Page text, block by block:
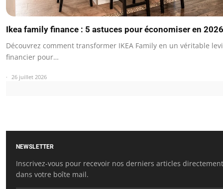
Ikea family finance : 5 astuces pour économiser en 2026
Découvrez comment transformer IKEA Family en un véritable
financier pour…
26 juillet 2026
NEWSLETTER
Inscrivez-vous pour recevoir nos derniers articles directement
dans votre boîte mail.